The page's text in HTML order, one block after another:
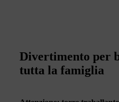
Divertimento per
tutta la famiglia